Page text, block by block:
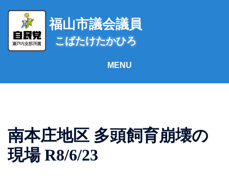
ス
福山市議会議員
こばたけたかひろ
南本庄地区 多頭飼育崩壊の
現場 R8/6/23